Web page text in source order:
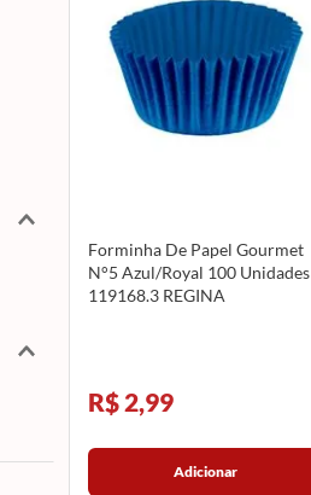
Forminha De Papel Gourmet
N°5 Azul/Royal 100 Unidades
119168.3 REGINA
R$ 2,99
Adicionar